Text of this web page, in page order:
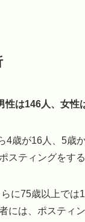
性は146人、女性
歳が16人、5歳
ティングをす
に75歳以上では
は、ポスティ